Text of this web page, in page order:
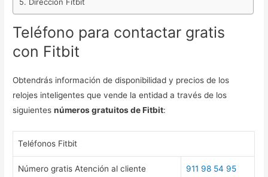
Teléfono para contactar gratis
con Fitbit
Obtendrás información de disponibilidad y precios de los
relojes inteligentes que vende la entidad a través de los
siguientesnúmeros gratuitos de Fitbit:
Teléfonos Fitbit
Número gratis Atención al cliente 911 98 54 95